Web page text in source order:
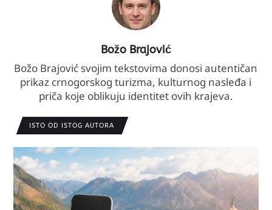
Božo Brajović
Božo Brajović svojim tekstovima donosi autentičan
prikaz crnogorskog turizma, kulturnog nasleđa i
priča koje oblikuju identitet ovih krajeva.
ISTO OD ISTOG AUTORA